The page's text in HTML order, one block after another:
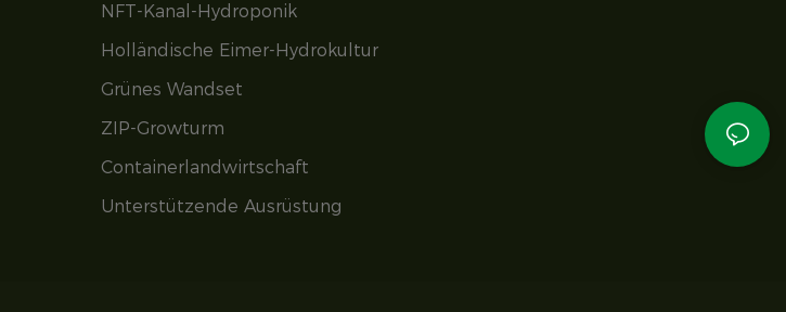
NFT-Kanal-Hydroponik
Holländische Eimer-Hydrokultur
Grünes Wandset
ZIP-Growturm
Containerlandwirtschaft
Unterstützende Ausrüstung